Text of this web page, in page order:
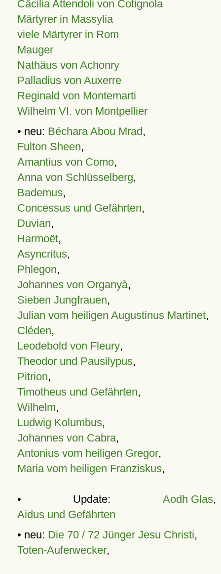
Cäcilia Attendoli von Cotignola
Märtyrer in Massylia
viele Märtyrer in Rom
Mauger
Nathäus von Achonry
Palladius von Auxerre
Reginald von Montemarti
Wilhelm VI. von Montpellier
• neu: Béchara Abou Mrad,
Fulton Sheen,
Amantius von Como,
Anna von Schlüsselberg,
Bademus,
Concessus und Gefährten,
Duvian,
Harmoët,
Asyncritus,
Phlegon,
Johannes von Organyà,
Sieben Jungfrauen,
Julian vom heiligen Augustinus Martinet,
Cléden,
Leodebold von Fleury,
Theodor und Pausilypus,
Pitrion,
Timotheus und Gefährten,
Wilhelm,
Ludwig Kolumbus,
Johannes von Cabra,
Antonius vom heiligen Gregor,
Maria vom heiligen Franziskus,
• Update: Aodh Glas,
Aidus und Gefährten
• neu: Die 70 / 72 Jünger Jesu Christi,
Toten-Auferwecker,